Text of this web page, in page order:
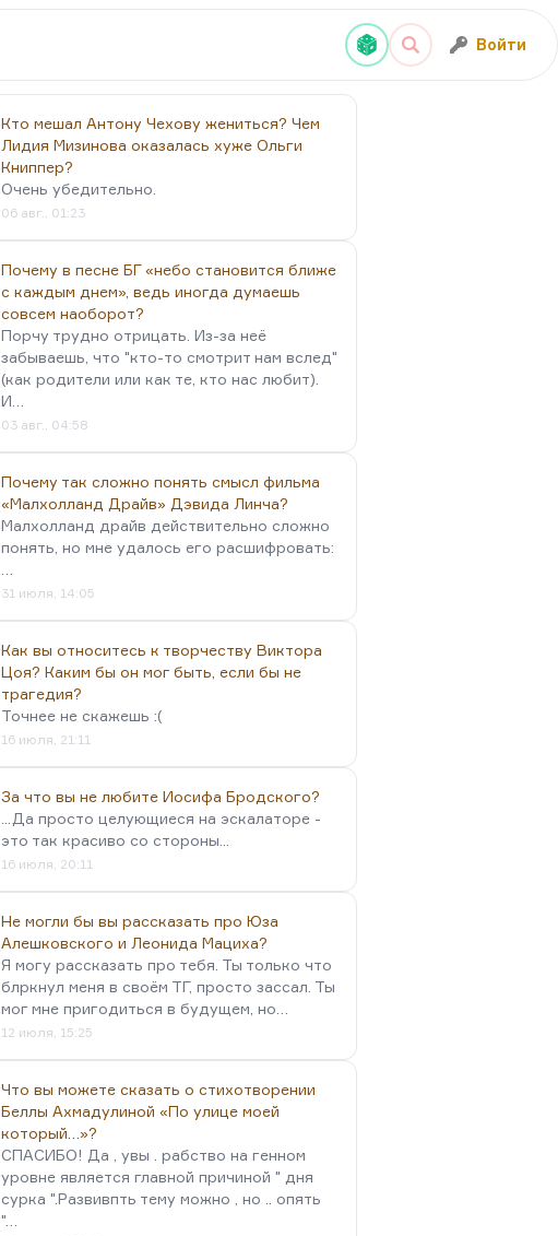
Войти
Кто мешал Антону Чехову жениться? Чем
Лидия Мизинова оказалась хуже Ольги
Книппер?
Очень убедительно.
06 авг., 01:23
Почему в песне БГ «небо становится ближе
с каждым днем», ведь иногда думаешь
совсем наоборот?
Порчу трудно отрицать. Из-за неё
забываешь, что "кто-то смотрит нам вслед"
(как родители или как те, кто нас любит).
И…
03 авг., 04:58
Почему так сложно понять смысл фильма
«Малхолланд Драйв» Дэвида Линча?
Малхолланд драйв действительно сложно
понять, но мне удалось его расшифровать:
31 июля, 14:05
Как вы относитесь к творчеству Виктора
Цоя? Каким бы он мог быть, если бы не
трагедия?
Точнее не скажешь :(
16 июля, 21:11
За что вы не любите Иосифа Бродского?
...Да просто целующиеся на эскалаторе -
это так красиво со стороны...
16 июля, 20:11
Не могли бы вы рассказать про Юза
Алешковского и Леонида Мациха?
Я могу рассказать про тебя. Ты только что
блркнул меня в своём ТГ, просто зассал. Ты
мог мне пригодиться в будущем, но…
12 июля, 15:25
Что вы можете сказать о стихотворении
Беллы Ахмадулиной «По улице моей
который…»?
СПАСИБО! Да , увы . рабство на генном
уровне является главной причиной " дня
сурка ".Развивпть тему можно , но .. опять
"…